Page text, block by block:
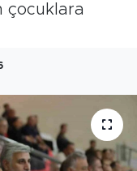
çocuklara